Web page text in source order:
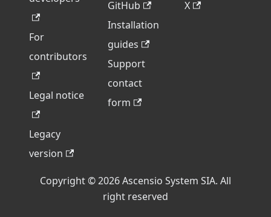
For
contributors
Legal notice
Legacy
version
GitHub
Installation
guides
Support
contact
form
X
Copyright © 2026 Ascensio System SIA. All
right reserved